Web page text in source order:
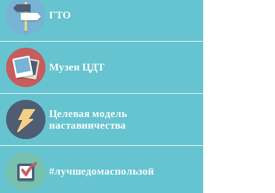
ГТО
Музеи ЦДТ
Целевая модель
наставничества
#лучшедомаспользой